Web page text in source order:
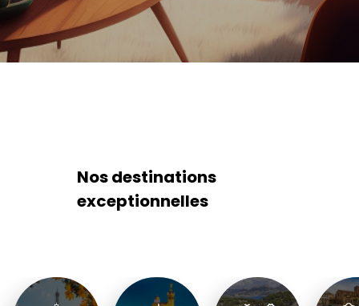
Nos destinations
exceptionnelles